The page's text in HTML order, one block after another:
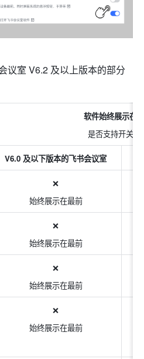
议室 V6.2 及以上版本的部分
软件始终展示在
是否支持开关控
V6.0 及以下版本的飞书会议室
❌
始终展示在最前
❌
始终展示在最前
❌
始终展示在最前
❌
始终展示在最前